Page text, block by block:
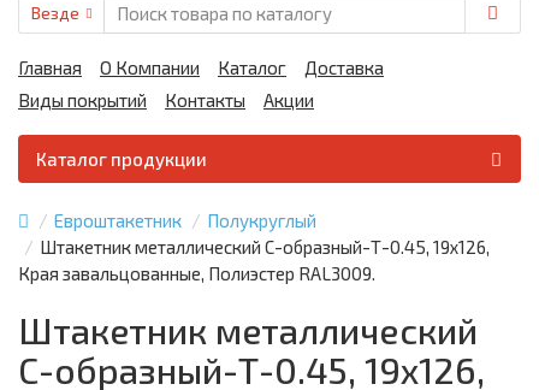
Везде
Главная О Компании Каталог
Доставка
Виды покрытий
Контакты Акции
Каталог продукции
Евроштакетник
Полукруглый
Штакетник металлический С-образный-Т-0.45, 19х126,
Края завальцованные, Полиэстер RAL3009.
Штакетник металлический
С-образный-Т-0.45, 19х126,